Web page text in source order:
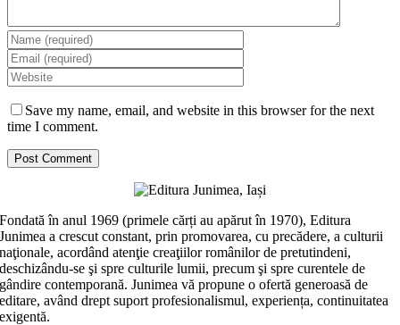
Save my name, email, and website in this browser for the next
time I comment.
Fondată în anul 1969 (primele cărți au apărut în 1970), Editura
Junimea a crescut constant, prin promovarea, cu precădere, a culturii
naţionale, acordând atenţie creaţiilor românilor de pretutindeni,
deschizându-se şi spre culturile lumii, precum şi spre curentele de
gândire contemporană. Junimea vă propune o ofertă generoasă de
editare, având drept suport profesionalismul, experiența, continuitatea
exigentă.